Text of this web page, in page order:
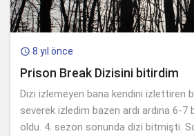
 8 yıl önce
Prison Break Dizisini bitirdim
Dizi izlemeyen bana kendini izlettiren
severek izledim bazen ardı ardına 6-
oldu. 4. sezon sonunda dizi bitmişti.